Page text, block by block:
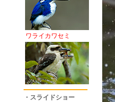
ワライカワセミ
・スライドショー